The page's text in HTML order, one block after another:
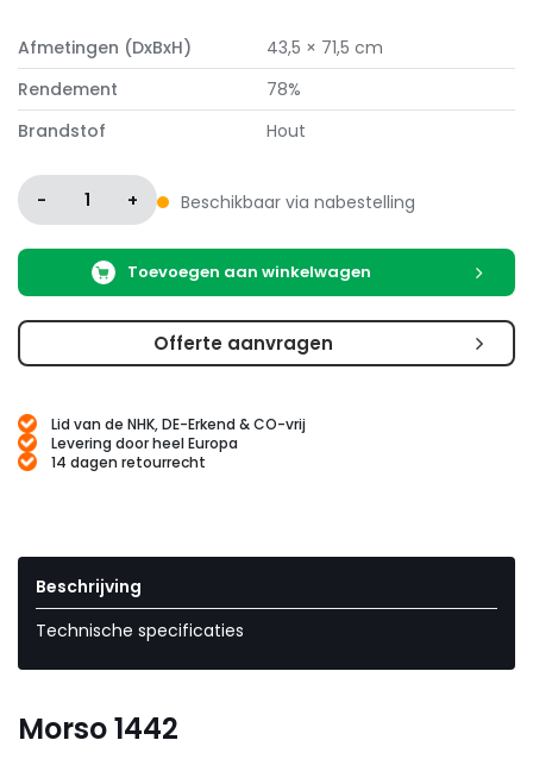
Afmetingen (DxBxH)
43,5 × 71,5 cm
Rendement
78%
Brandstof
Hout
- 1 + Beschikbaar via nabestelling
Toevoegen aan winkelwagen
Offerte aanvragen
Lid van de NHK, DE-Erkend & CO-vrij
Levering door heel Europa
14 dagen retourrecht
Beschrijving
Technische specificaties
Morso 1442